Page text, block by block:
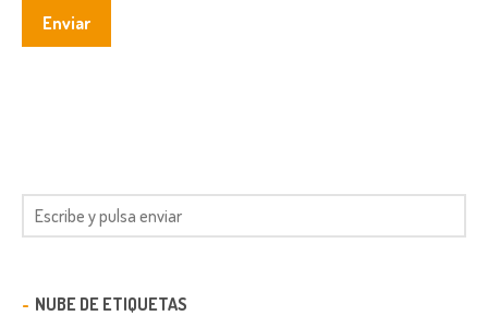
NUBE DE ETIQUETAS